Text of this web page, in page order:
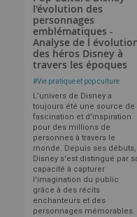
l'évolution des
personnages
emblématiques -
Analyse de l
des héros Disney à
travers les époques
#Vie pratique et pop culture
L'univers de Disney a
toujours été une source de
fascination et d'inspiration
pour des millions de
personnes à travers le
monde. Depuis ses débuts,
Disney s'est distingué par
capacité à capturer
l'imagination du public
grâce à des récits
enchanteurs et des
personnages mémorables.